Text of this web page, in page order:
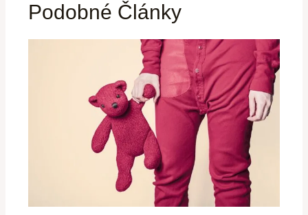
Podobné Články